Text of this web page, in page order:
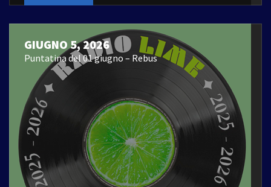
GIUGNO 5, 2026
Puntatina del 01 giugno – Rebus